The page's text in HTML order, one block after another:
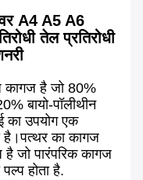
A4 A5 A6
तेल प्रतिरोधी
कागज है जो 80%
बायो-पॉलीथीन
का उपयोग एक
है।पत्थर का कागज
जो पारंपरिक कागज
होता है.